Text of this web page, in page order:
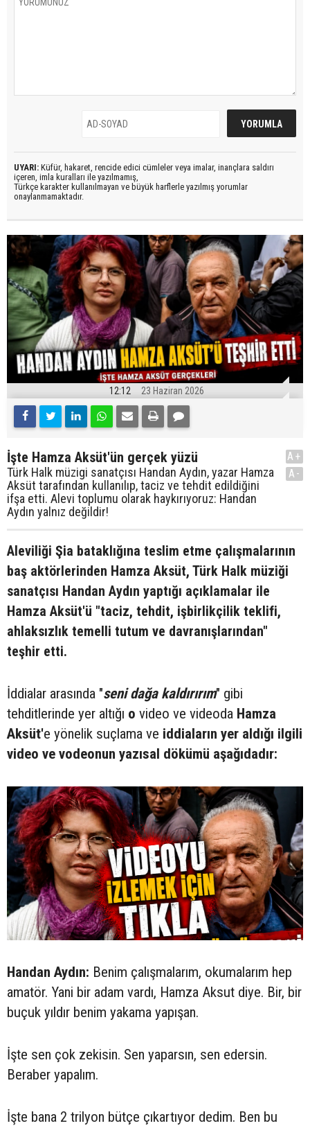
UYARI: Küfür, hakaret, rencide edici cümleler veya imalar, inançlara saldırı
içeren, imla kuralları ile yazılmamış,
Türkçe karakter kullanılmayan ve büyük harflerle yazılmış yorumlar
onaylanmamaktadır.
12:12 23 Haziran 2026
İşte Hamza Aksüt'ün gerçek yüzü
Türk Halk müzigi sanatçısı Handan Aydın, yazar Hamza
Aksüt tarafından kullanılıp, taciz ve tehdit edildiğini
ifşa etti. Alevi toplumu olarak haykırıyoruz: Handan
Aydın yalnız değildir!
A+
A-
Aleviliği Şia bataklığına teslim etme çalışmalarının
baş aktörlerinden Hamza Aksüt, Türk Halk müziği
sanatçısı Handan Aydın yaptığı açıklamalar ile
Hamza Aksüt'ü "taciz, tehdit, işbirlikçilik teklifi,
ahlaksızlık temelli tutum ve davranışlarından"
teşhir etti.
İddialar arasında "seni dağa kaldırırım" gibi
tehditlerinde yer altığı o video ve videoda Hamza
Aksüt'e yönelik suçlama ve iddiaların yer aldığı ilgili
video ve vodeonun yazısal dökümü aşağıdadır:
Handan Aydın: Benim çalışmalarım, okumalarım hep
amatör. Yani bir adam vardı, Hamza Aksut diye. Bir, bir
buçuk yıldır benim yakama yapışan.
İşte sen çok zekisin. Sen yaparsın, sen edersin.
Beraber yapalım.
İşte bana 2 trilyon bütçe çıkartıyor dedim. Ben bu